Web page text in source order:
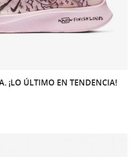
¡LO ÚLTIMO EN TENDENCIA!